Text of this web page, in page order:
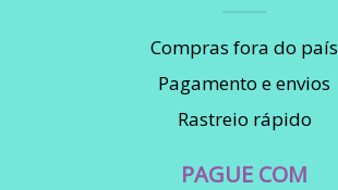
Compras fora do país
Pagamento e envios
Rastreio rápido
PAGUE COM